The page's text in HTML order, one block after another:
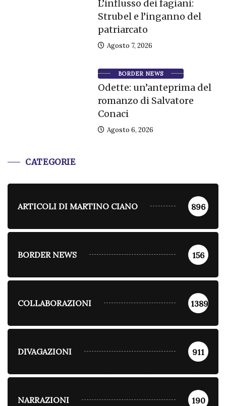
L’influsso dei fagiani:
Strubel e l’inganno del
patriarcato
Agosto 7, 2026
BORDER NEWS
Odette: un’anteprima del
romanzo di Salvatore
Conaci
Agosto 6, 2026
CATEGORIE
ARTICOLI DI MARTINO CIANO 896
BORDER NEWS 156
COLLABORAZIONI 1389
DIVAGAZIONI 911
NARRAZIONI 190